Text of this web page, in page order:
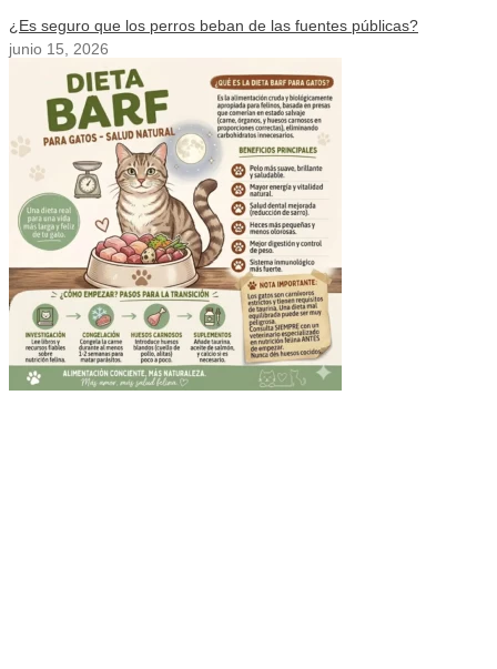
¿Es seguro que los perros beban de las fuentes públicas?
junio 15, 2026